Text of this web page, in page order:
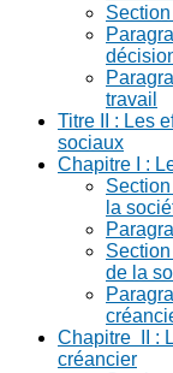
travail
Titre II : Les
sociaux
Chapitre I :
la
de la
Chapitre II :
créancier